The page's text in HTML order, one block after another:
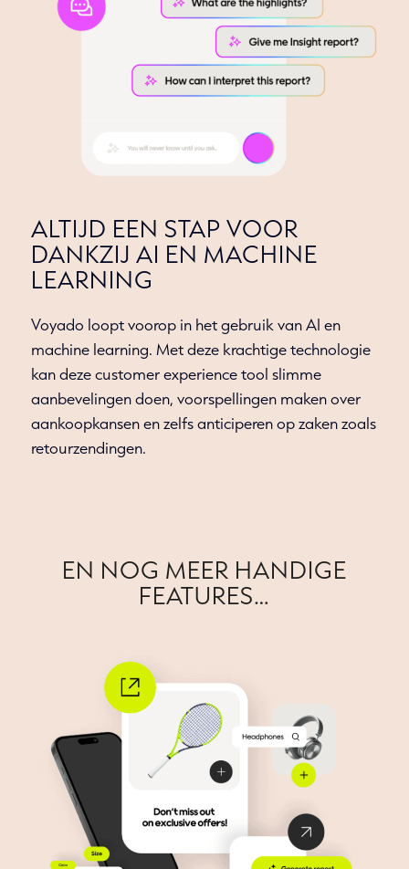
ALTIJD EEN STAP VOOR
DANKZIJ AI EN MACHINE
LEARNING
Voyado loopt voorop in het gebruik van AI en
machine learning. Met deze krachtige technologie
kan deze customer experience tool slimme
aanbevelingen doen, voorspellingen maken over
aankoopkansen en zelfs anticiperen op zaken zoals
retourzendingen.
EN NOG MEER HANDIGE
FEATURES…